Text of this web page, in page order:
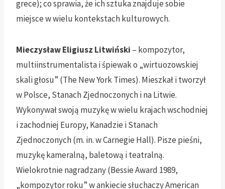
grece); co sprawia, że ich sztuka znajduje sobie
miejsce w wielu kontekstach kulturowych.
Mieczysław Eligiusz Litwiński – kompozytor,
multiinstrumentalista i śpiewak o „wirtuozowskiej
skali głosu” (The New York Times). Mieszkał i tworzył
w Polsce, Stanach Zjednoczonych i na Litwie.
Wykonywał swoją muzykę w wielu krajach wschodniej
i zachodniej Europy, Kanadzie i Stanach
Zjednoczonych (m. in. w Carnegie Hall). Pisze pieśni,
muzykę kameralną, baletową i teatralną.
Wielokrotnie nagradzany (Bessie Award 1989,
„kompozytor roku” w ankiecie słuchaczy American